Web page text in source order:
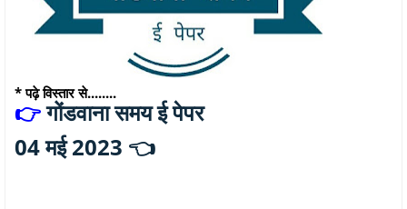
* पढ़े विस्तार से........
👉गोंडवाना समय ई पेपर
04 मई 2023 👈